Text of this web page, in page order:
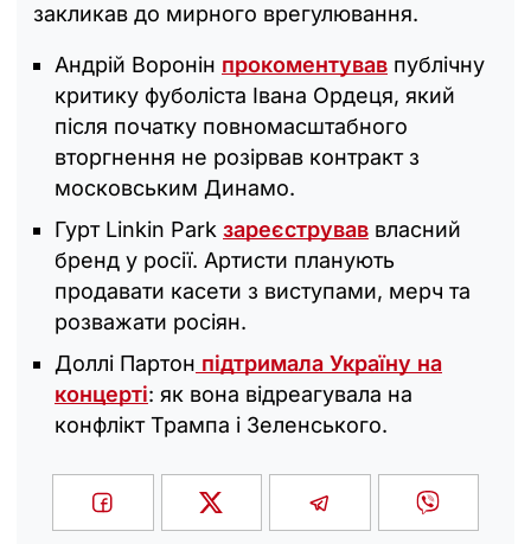
закликав до мирного врегулювання.
Андрій Воронін прокоментував публічну
критику фуболіста Івана Ордеця, який
після початку повномасштабного
вторгнення не розірвав контракт з
московським Динамо.
Гурт Linkin Park зареєстрував власний
бренд у росії. Артисти планують
продавати касети з виступами, мерч та
розважати росіян.
Доллі Партон підтримала Україну на
концерті: як вона відреагувала на
конфлікт Трампа і Зеленського.